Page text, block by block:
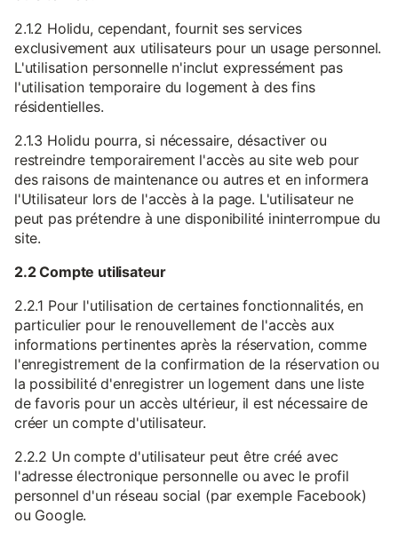
2.1.2 Holidu, cependant, fournit ses services
exclusivement aux utilisateurs pour un usage personnel.
L'utilisation personnelle n'inclut expressément pas
l'utilisation temporaire du logement à des fins
résidentielles.
2.1.3 Holidu pourra, si nécessaire, désactiver ou
restreindre temporairement l'accès au site web pour
des raisons de maintenance ou autres et en informera
l'Utilisateur lors de l'accès à la page. L'utilisateur ne
peut pas prétendre à une disponibilité ininterrompue du
site.
2.2 Compte utilisateur
2.2.1 Pour l'utilisation de certaines fonctionnalités, en
particulier pour le renouvellement de l'accès aux
informations pertinentes après la réservation, comme
l'enregistrement de la confirmation de la réservation ou
la possibilité d'enregistrer un logement dans une liste
de favoris pour un accès ultérieur, il est nécessaire de
créer un compte d'utilisateur.
2.2.2 Un compte d'utilisateur peut être créé avec
l'adresse électronique personnelle ou avec le profil
personnel d'un réseau social (par exemple Facebook)
ou Google.